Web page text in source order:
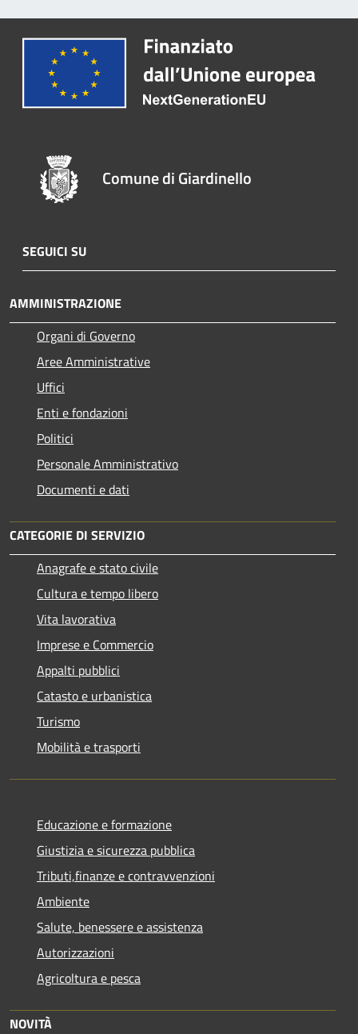
Comune di Giardinello
SEGUICI SU
AMMINISTRAZIONE
Organi di Governo
Aree Amministrative
Uffici
Enti e fondazioni
Politici
Personale Amministrativo
Documenti e dati
CATEGORIE DI SERVIZIO
Anagrafe e stato civile
Cultura e tempo libero
Vita lavorativa
Imprese e Commercio
Appalti pubblici
Catasto e urbanistica
Turismo
Mobilità e trasporti
Educazione e formazione
Giustizia e sicurezza pubblica
Tributi,finanze e contravvenzioni
Ambiente
Salute, benessere e assistenza
Autorizzazioni
Agricoltura e pesca
NOVITÀ